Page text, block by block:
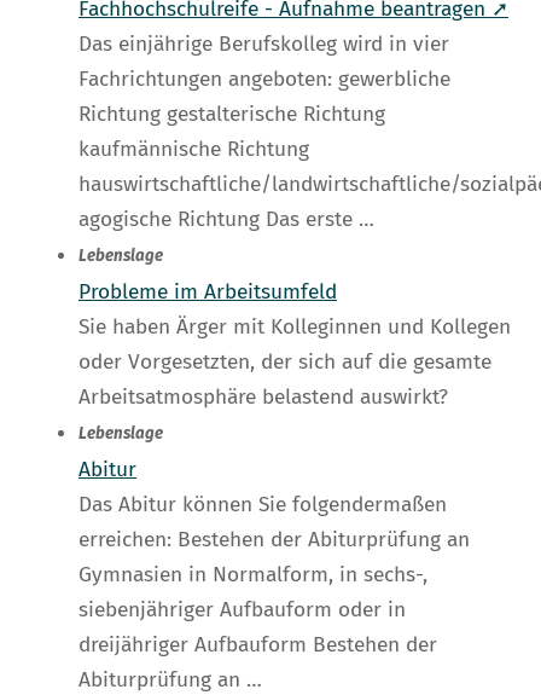
Fachhochschulreife - Aufnahme beantragen ➚
Das einjährige Berufskolleg wird in vier
Fachrichtungen angeboten: gewerbliche
Richtung gestalterische Richtung
kaufmännische Richtung
hauswirtschaftliche/landwirtschaftliche/
agogische Richtung Das erste …
Lebenslage
Probleme im Arbeitsumfeld
Sie haben Ärger mit Kolleginnen und Kollegen
oder Vorgesetzten, der sich auf die gesamte
Arbeitsatmosphäre belastend auswirkt?
Lebenslage
Abitur
Das Abitur können Sie folgendermaßen
erreichen: Bestehen der Abiturprüfung an
Gymnasien in Normalform, in sechs-,
siebenjähriger Aufbauform oder in
dreijähriger Aufbauform Bestehen der
Abiturprüfung an …